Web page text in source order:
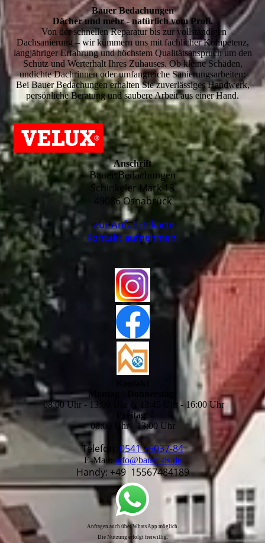
Bauer Bedachungen
Dächer und mehr - natürlich vom Profi.
Von der schnellen Reparatur bis zur vollständigen
Dachsanierung – wir kümmern uns mit fachlicher Kompetenz,
langjähriger Erfahrung und höchstem Qualitätsanspruch um den
Schutz und Werterhalt Ihres Zuhauses. Ob kleine Schäden,
undichte Dachrinnen oder umfangreiche Sanierungsarbeiten:
Bei Bauer Bedachungen erhalten Sie zuverlässiges Handwerk,
persönliche Beratung und saubere Arbeit aus einer Hand.
Anschrift
Bauer Bedachungen
Schinkeler Mark 13
49086 Osnabrück
Zur Anfahrtskarte
Kontakt aufnehmen
Montag - Donnerstag:
08:00 Uhr - 13:00 Uhr & 13:45 Uhr - 16:00 Uhr
Freitag:
08:00 Uhr - 13:00 Uhr
Telefon: 0541 76037-84
E-Mail: info@bauer-os.de
Handy: +49 15567484189
Anfragen auch über WhatsApp möglich.
Die Nutzung erfolgt freiwillig.